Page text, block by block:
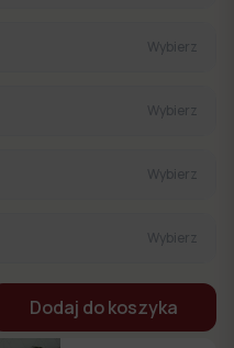
Wybierz
Wybierz
Wybierz
Wybierz
Dodaj do koszyka